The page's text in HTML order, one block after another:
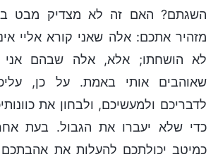
השגתם? האם זה לא מצדיק מבט
מזהיר אתכם: אלה שאני קורא אליי
לא הושחתו; אלא, אלה שבהם
שאוהבים אותי באמת. על כן,
לדבריכם ולמעשיכם, ולבחון את
כדי שלא יעברו את הגבול. בעת
כמיטב יכולתכם להעלות את אהבתכם